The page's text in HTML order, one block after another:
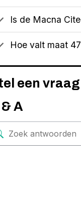
Is de Macna
Hoe valt maat
een
A